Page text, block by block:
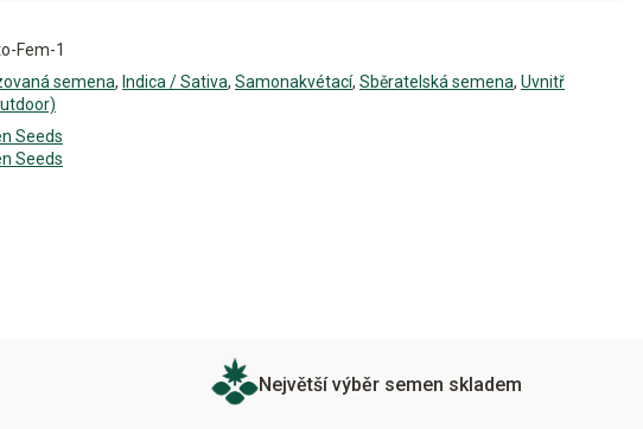
Fem-1
semena, Indica / Sativa, Samonakvétací, Sběratelská semena, Uvnitř
Seeds
Seeds
Největší výběr semen skladem